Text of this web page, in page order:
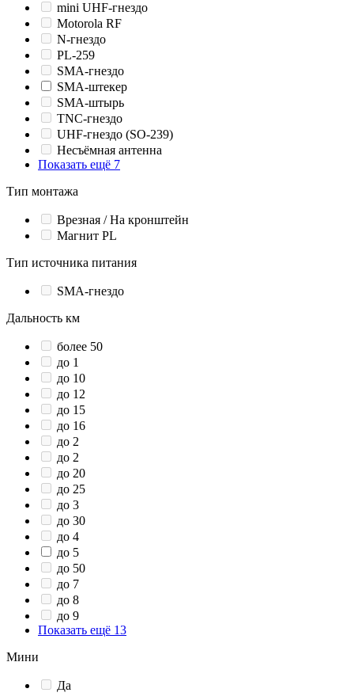
mini UHF-гнездо
Motorola RF
N-гнездо
PL-259
SMA-гнездо
SMA-штекер
SMA-штырь
TNC-гнездо
UHF-гнездо (SO-239)
Несъёмная антенна
Показать ещё 7
Тип монтажа
Врезная / На кронштейн
Магнит PL
Тип источника питания
SMA-гнездо
Дальность км
более 50
до 1
до 10
до 12
до 15
до 16
до 2
до 2
до 20
до 25
до 3
до 30
до 4
до 5
до 50
до 7
до 8
до 9
Показать ещё 13
Мини
Да